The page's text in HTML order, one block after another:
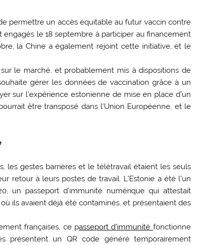
permettre un accès équitable au futur vaccin contre
le 18 septembre à participer au financement
la Chine a également rejoint cette initiative, et le
le marché, et probablement mis à dispositions de
gérer les données de vaccination grâce à un
sur l’expérience estonienne de mise en place d’un
être transposé dans l’Union Européenne, et le
les gestes barrières et le télétravail étaient les seuls
retour à leurs postes de travail. L’Estonie a été l’un
un passeport d’immunité numérique qui attestait
ils avaient déjà été contaminés, et présentaient des
françaises, ce passeport d’immunité fonctionne
présentent un QR code généré temporairement